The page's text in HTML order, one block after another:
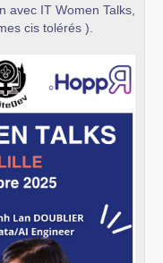
avec IT Women Talks,
cis tolérés ).